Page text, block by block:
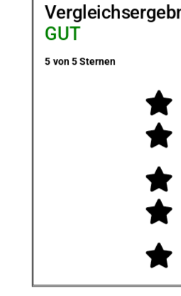
GUT
5 von 5 Sternen